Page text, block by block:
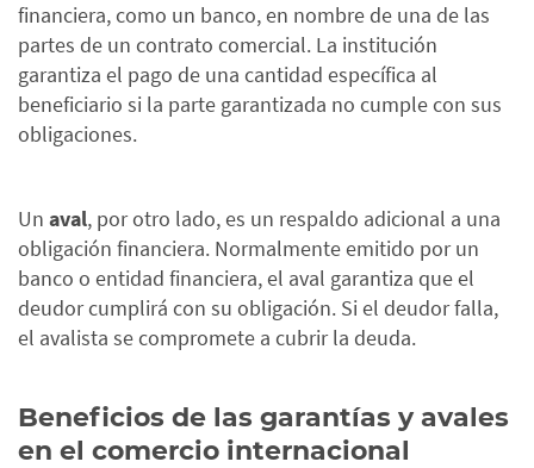
financiera, como un banco, en nombre de una de las
partes de un contrato comercial. La institución
garantiza el pago de una cantidad específica al
beneficiario si la parte garantizada no cumple con sus
obligaciones.
Un aval, por otro lado, es un respaldo adicional a una
obligación financiera. Normalmente emitido por un
banco o entidad financiera, el aval garantiza que el
deudor cumplirá con su obligación. Si el deudor falla,
el avalista se compromete a cubrir la deuda.
Beneficios de las garantías y avales
en el comercio internacional